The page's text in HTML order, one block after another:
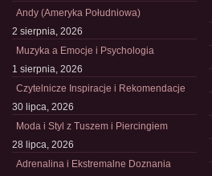
Andy (Ameryka Południowa)
2 sierpnia, 2026
Muzyka a Emocje i Psychologia
1 sierpnia, 2026
Czytelnicze Inspiracje i Rekomendacje
30 lipca, 2026
Moda i Styl z Tuszem i Piercingiem
28 lipca, 2026
Adrenalina i Ekstremalne Doznania